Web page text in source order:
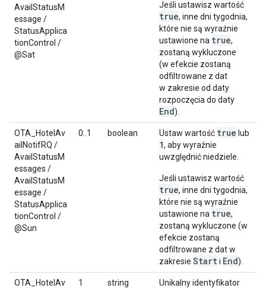
AvailStatusM
essage /
StatusApplica
tionControl /
@Sat
Jeśli ustawisz wartość
true, inne dni tygodnia,
które nie są wyraźnie
ustawione na true,
zostaną wykluczone
(w efekcie zostaną
odfiltrowane z dat
w zakresie od daty
rozpoczęcia do daty
End).
OTA_HotelAv
ailNotifRQ /
AvailStatusM
essages /
AvailStatusM
essage /
StatusApplica
tionControl /
@Sun
0..1 boolean Ustaw wartość true lub
1, aby wyraźnie
uwzględnić niedziele.
Jeśli ustawisz wartość
true, inne dni tygodnia,
które nie są wyraźnie
ustawione na true,
zostaną wykluczone (w
efekcie zostaną
odfiltrowane z dat w
zakresie Starti End).
OTA_HotelAv
1 string
Unikalny identyfikator